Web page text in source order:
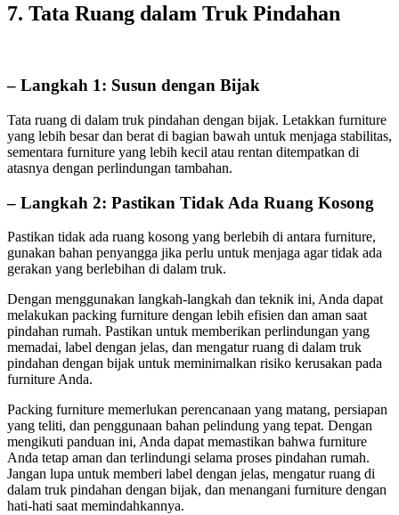
7. Tata Ruang dalam Truk Pindahan
– Langkah 1: Susun dengan Bijak
Tata ruang di dalam truk pindahan dengan bijak. Letakkan furniture
yang lebih besar dan berat di bagian bawah untuk menjaga stabilitas,
sementara furniture yang lebih kecil atau rentan ditempatkan di
atasnya dengan perlindungan tambahan.
– Langkah 2: Pastikan Tidak Ada Ruang Kosong
Pastikan tidak ada ruang kosong yang berlebih di antara furniture,
gunakan bahan penyangga jika perlu untuk menjaga agar tidak ada
gerakan yang berlebihan di dalam truk.
Dengan menggunakan langkah-langkah dan teknik ini, Anda dapat
melakukan packing furniture dengan lebih efisien dan aman saat
pindahan rumah. Pastikan untuk memberikan perlindungan yang
memadai, label dengan jelas, dan mengatur ruang di dalam truk
pindahan dengan bijak untuk meminimalkan risiko kerusakan pada
furniture Anda.
Packing furniture memerlukan perencanaan yang matang, persiapan
yang teliti, dan penggunaan bahan pelindung yang tepat. Dengan
mengikuti panduan ini, Anda dapat memastikan bahwa furniture
Anda tetap aman dan terlindungi selama proses pindahan rumah.
Jangan lupa untuk memberi label dengan jelas, mengatur ruang di
dalam truk pindahan dengan bijak, dan menangani furniture dengan
hati-hati saat memindahkannya.